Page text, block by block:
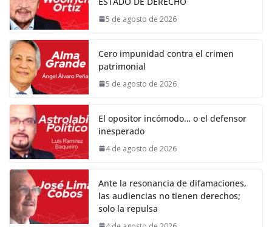
5 de agosto de 2026
Cero impunidad contra el crimen
patrimonial
5 de agosto de 2026
El opositor incómodo… o el defensor
inesperado
4 de agosto de 2026
Ante la resonancia de difamaciones,
las audiencias no tienen derechos;
solo la repulsa